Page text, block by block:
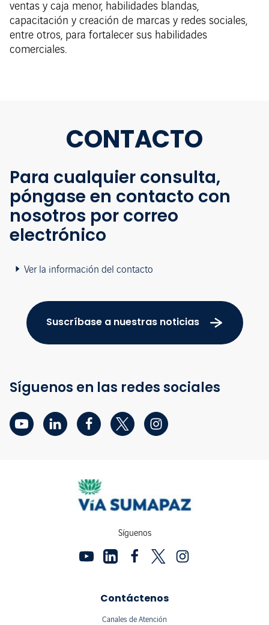
ventas y caja menor, habilidades blandas,
capacitación y creación de marcas y redes sociales,
entre otros, para fortalecer sus habilidades
comerciales.
CONTACTO
Para cualquier consulta,
póngase en contacto con
nosotros por correo
electrónico
Ver la información del contacto
Suscríbase a nuestras noticias
Síguenos en las redes sociales
Síguenos
Contáctenos
Canales de Atención